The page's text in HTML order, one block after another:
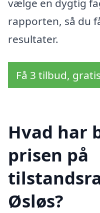
vælge en dygtig
rapporten, så du
resultater.
Få 3 tilbud,
Hvad har
prisen på
Øsløs?